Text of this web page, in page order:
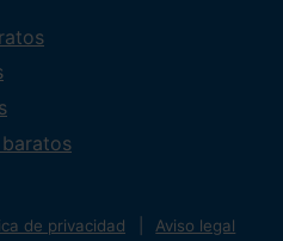
de privacidad Aviso legal